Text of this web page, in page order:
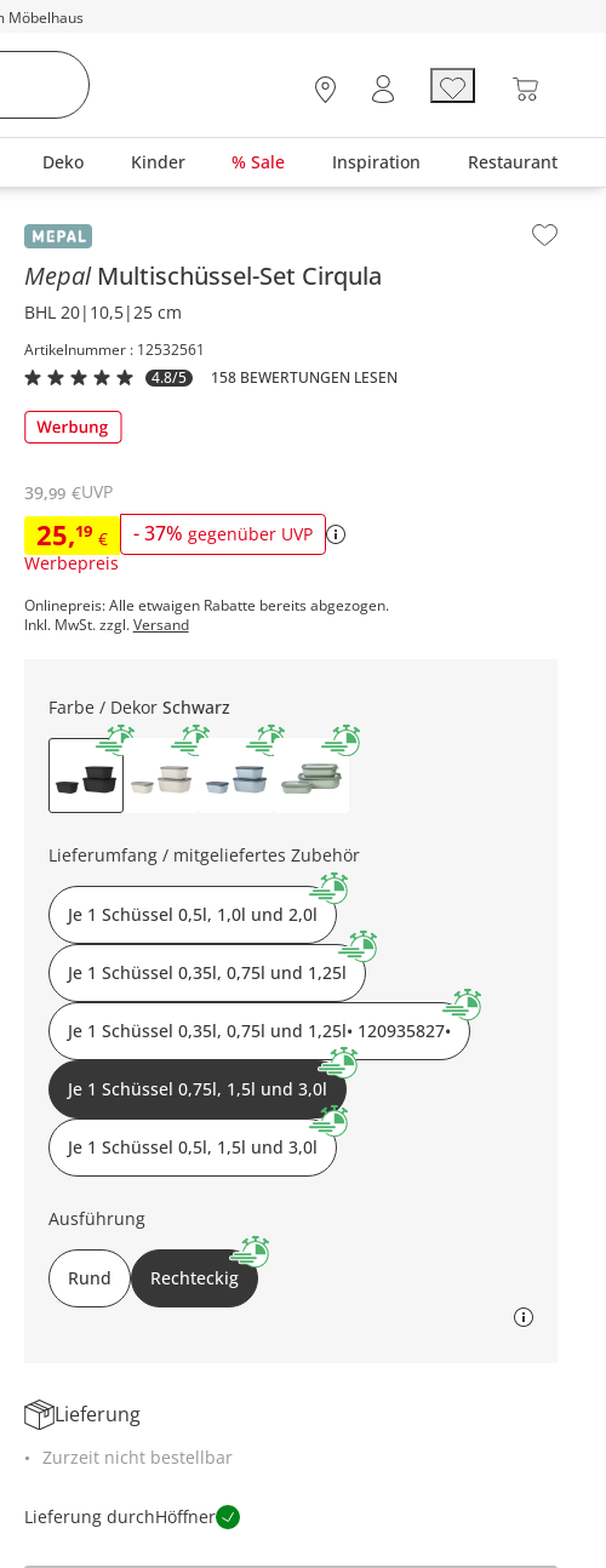
Möbelhaus
Deko Kinder % Sale Inspiration Restaurant
Inhalt der Seitenleiste überspringen - Zum Seitenende
Mepal Multischüssel-Set Cirqula
BHL 20|10,5|25 cm
Artikelnummer : 12532561
4.8/5
158 BEWERTUNGEN LESEN
25,19 € -37% gegenüber UVP
Werbepreis
39,99 €UVP
Onlinepreis: Alle etwaigen Rabatte bereits abgezogen.
Inkl. MwSt. zzgl.Versand
Farbe / Dekor Schwarz
Lieferumfang / mitgeliefertes Zubehör
Je 1 Schüssel 0,5l, 1,0l und 2,0l
Je 1 Schüssel 0,35l, 0,75l und 1,25l
Je 1 Schüssel 0,35l, 0,75l und 1,25l• 120935827•
Je 1 Schüssel 0,75l, 1,5l und 3,0l
Je 1 Schüssel 0,5l, 1,5l und 3,0l
Ausführung
Rund Rechteckig
Lieferung
Zurzeit nicht bestellbar
Lieferung durchHöffner